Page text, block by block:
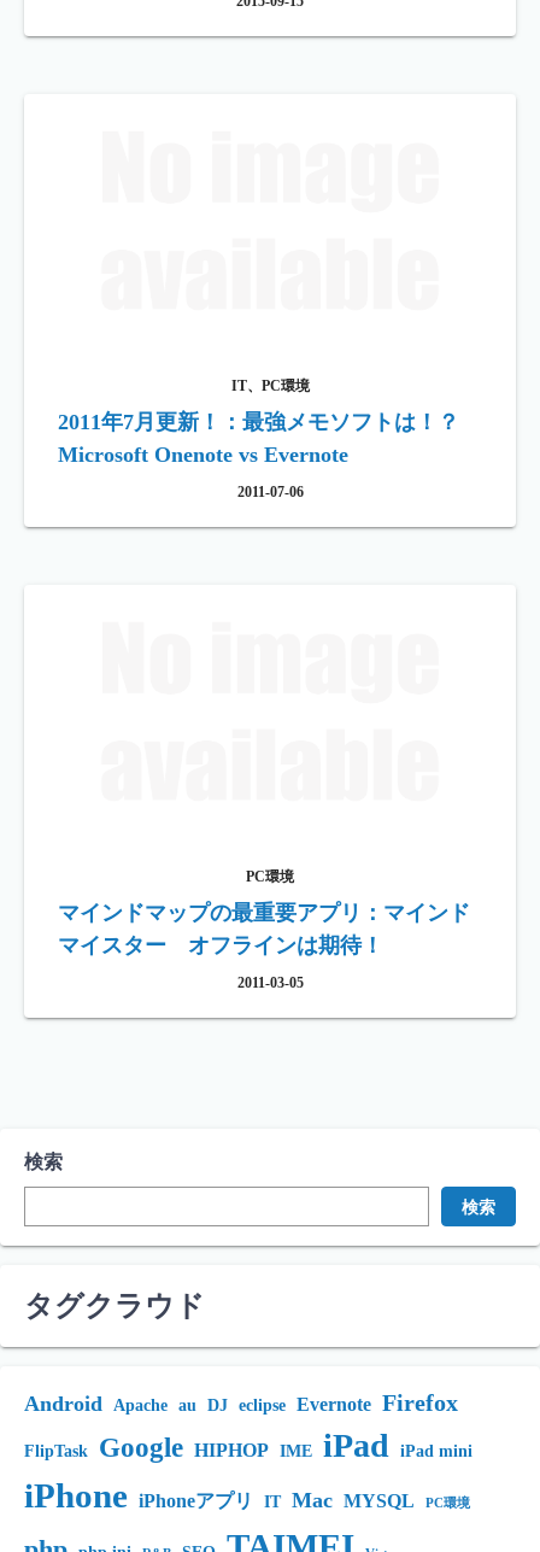
IT、PC環境
2011年7月更新！：最強メモソフトは！？
Microsoft Onenote vs Evernote
2011-07-06
PC環境
マインドマップの最重要アプリ：マインド
マイスター オフラインは期待！
2011-03-05
検索
検索
タグクラウド
Android Apache au DJ eclipse Evernote Firefox
FlipTask Google HIPHOP IME iPad iPad mini
iPhone iPhoneアプリ IT Mac MYSQL PC環境